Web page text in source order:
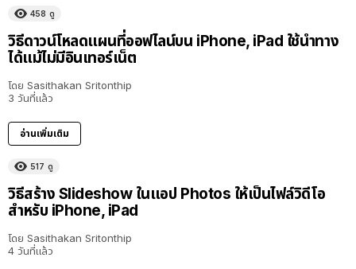
458 ดู
วิธีดาวน์โหลดแผนที่ออฟไลน์บน iPhone, iPad ใช้นำทาง
ได้แม้ไม่มีอินเทอร์เน็ต
โดย Sasithakan Sritonthip
3 วันที่แล้ว
อ่านเพิ่มเติม
517 ดู
วิธีสร้าง Slideshow ในแอป Photos ให้เป็นไฟล์วิดีโอ
สำหรับ iPhone, iPad
โดย Sasithakan Sritonthip
4 วันที่แล้ว